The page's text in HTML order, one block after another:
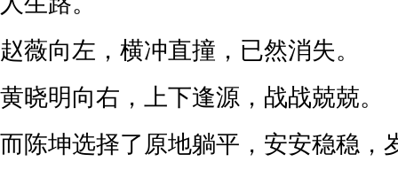
赵薇向左，横冲直撞，已然消失。
黄晓明向右，上下逢源，战战兢兢。
而陈坤选择了原地躺平，安安稳稳，